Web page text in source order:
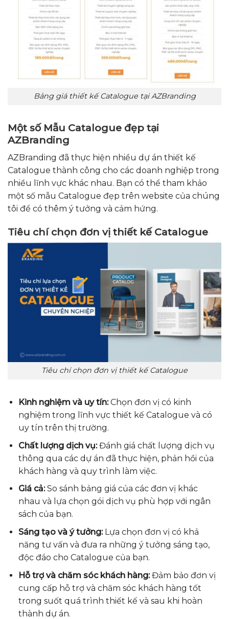
Bảng giá thiết kế Catalogue tại AZBranding
Một số Mẫu Catalogue đẹp tại
AZBranding
AZBranding đã thực hiện nhiều dự án thiết kế
Catalogue thành công cho các doanh nghiệp trong
nhiều lĩnh vực khác nhau. Bạn có thể tham khảo
một số mẫu Catalogue đẹp trên website của chúng
tôi để có thêm ý tưởng và cảm hứng.
Tiêu chí chọn đơn vị thiết kế Catalogue
Tiêu chí chọn đơn vị thiết kế Catalogue
Kinh nghiệm và uy tín:Chọn đơn vị có kinh
nghiệm trong lĩnh vực thiết kế Catalogue và có
uy tín trên thị trường.
Chất lượng dịch vụ:Đánh giá chất lượng dịch vụ
thông qua các dự án đã thực hiện, phản hồi của
khách hàng và quy trình làm việc.
Giá cả:So sánh bảng giá của các đơn vị khác
nhau và lựa chọn gói dịch vụ phù hợp với ngân
sách của bạn.
Sáng tạo và ý tưởng:Lựa chọn đơn vị có khả
năng tư vấn và đưa ra những ý tưởng sáng tạo,
độc đáo cho Catalogue của bạn.
Hỗ trợ và chăm sóc khách hàng:Đảm bảo đơn vị
cung cấp hỗ trợ và chăm sóc khách hàng tốt
trong suốt quá trình thiết kế và sau khi hoàn
thành dự án.